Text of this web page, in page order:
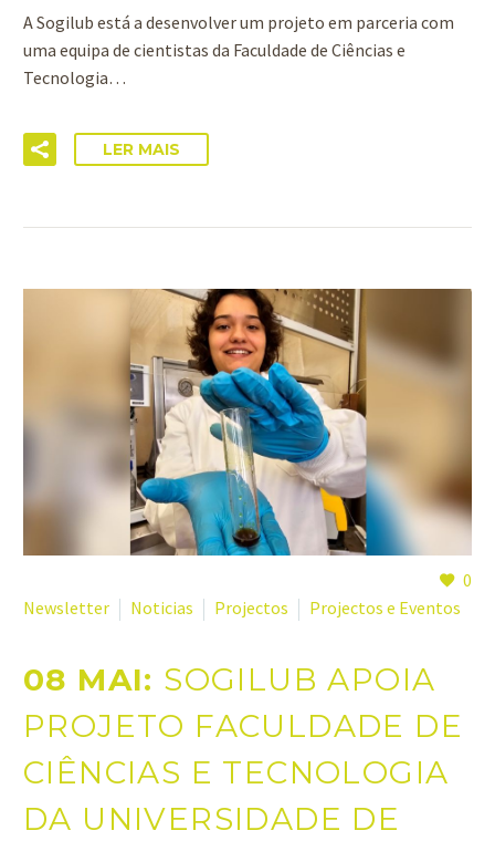
A Sogilub está a desenvolver um projeto em parceria com
uma equipa de cientistas da Faculdade de Ciências e
Tecnologia…
LER MAIS
0
Newsletter
Noticias Projectos Projectos e Eventos
08 MAI: SOGILUB APOIA
PROJETO FACULDADE DE
CIÊNCIAS E TECNOLOGIA
DA UNIVERSIDADE DE